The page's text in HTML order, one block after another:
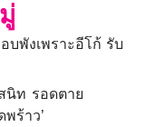
บพังเพราะอีโก้ รับ
นิท รอดตาย
ร้าว’